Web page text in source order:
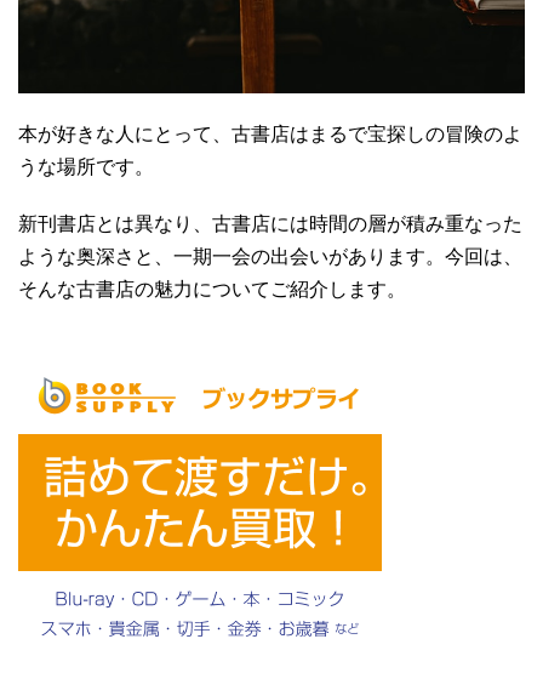
本が好きな人にとって、古書店はまるで宝探しの冒険のよ
うな場所です。
新刊書店とは異なり、古書店には時間の層が積み重なった
ような奥深さと、一期一会の出会いがあります。今回は、
そんな古書店の魅力についてご紹介します。